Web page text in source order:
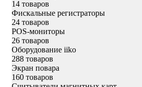
14 товаров
Фискальные регистраторы
24 товаров
POS-мониторы
26 товаров
Оборудование iiko
288 товаров
Экран повара
160 товаров